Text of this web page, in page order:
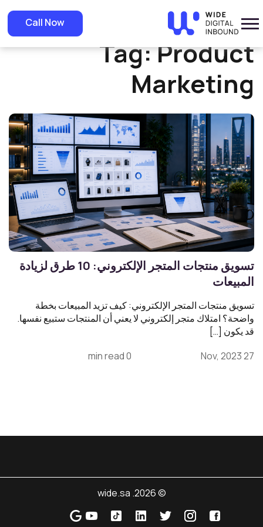
Call Now Home» Product Marketing
Tag:Product
Marketing
تسويق منتجات المتجر الإلكتروني: 10 طرق لزيادة
المبيعات
تسويق منتجات المتجر الإلكتروني: كيف تزيد المبيعات بخطة
واضحة؟ امتلاك متجر إلكتروني لا يعني أن المنتجات ستبيع نفسها.
قد يكون […]
27 Nov, 2023
0 min read
© 2026. wide.sa